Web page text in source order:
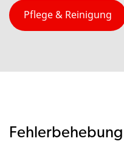
Pflege & Reinigung
Fehlerbehebung